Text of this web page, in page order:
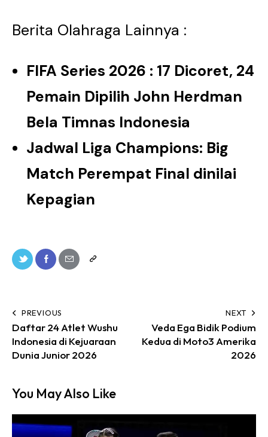
Berita Olahraga Lainnya :
FIFA Series 2026 : 17 Dicoret, 24
Pemain Dipilih John Herdman
Bela Timnas Indonesia
Jadwal Liga Champions: Big
Match Perempat Final dinilai
Kepagian
PREVIOUS
Daftar 24 Atlet Wushu
Indonesia di Kejuaraan
Dunia Junior 2026
NEXT
Veda Ega Bidik Podium
Kedua di Moto3 Amerika
2026
You May Also Like